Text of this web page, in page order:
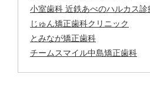
小室歯科 近鉄あべのハルカス診
じゅん矯正歯科クリニック
とみなが矯正歯科
チームスマイル中島矯正歯科